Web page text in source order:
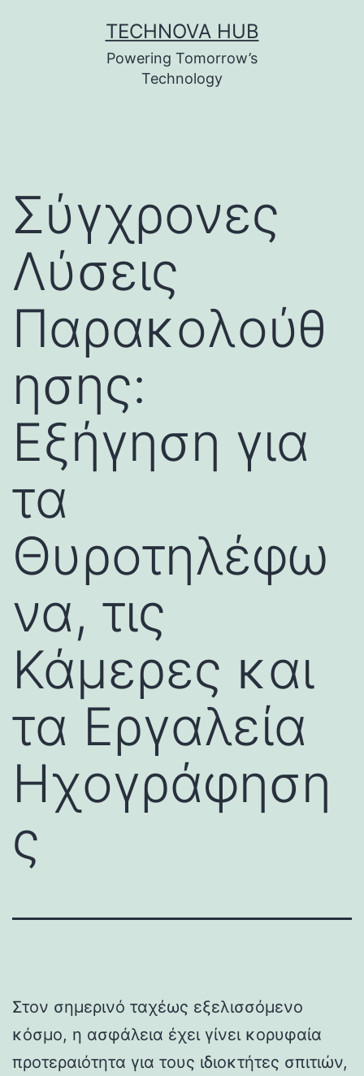
TECHNOVA HUB
Powering Tomorrow’s
Technology
Σύγχρονες
Λύσεις
Παρακολούθ
ησης:
Εξήγηση για
τα
Θυροτηλέφω
να, τις
Κάμερες και
τα Εργαλεία
Ηχογράφηση
ς
Στον σημερινό ταχέως εξελισσόμενο
κόσμο, η ασφάλεια έχει γίνει κορυφαία
προτεραιότητα για τους ιδιοκτήτες σπιτιών,